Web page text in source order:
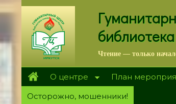
Перейти
к
основному
содержанию
Чтение — только
О центре План
Осторожно, мошенники!